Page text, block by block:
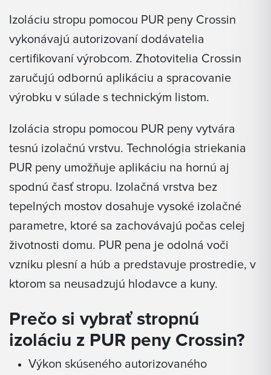
Izoláciu stropu pomocou PUR peny Crossin
vykonávajú autorizovaní dodávatelia
certifikovaní výrobcom. Zhotovitelia Crossin
zaručujú odbornú aplikáciu a spracovanie
výrobku v súlade s technickým listom.
Izolácia stropu pomocou PUR peny vytvára
tesnú izolačnú vrstvu. Technológia striekania
PUR peny umožňuje aplikáciu na hornú aj
spodnú časť stropu. Izolačná vrstva bez
tepelných mostov dosahuje vysoké izolačné
parametre, ktoré sa zachovávajú počas celej
životnosti domu. PUR pena je odolná voči
vzniku plesní a húb a predstavuje prostredie, v
ktorom sa neusadzujú hlodavce a kuny.
Prečo si vybrať stropnú
izoláciu z PUR peny Crossin?
Výkon skúseného autorizovaného